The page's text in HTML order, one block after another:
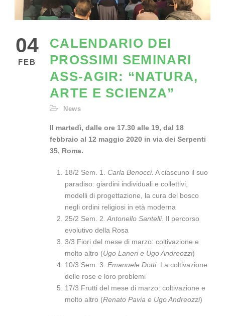
04
FEB
CALENDARIO DEI
PROSSIMI SEMINARI
ASS-AGIR: “NATURA,
ARTE E SCIENZA”
News
Il martedì, dalle ore 17.30 alle 19, dal 18
febbraio al 12 maggio 2020 in via dei Serpenti
35, Roma.
18/2 Sem. 1. Carla Benocci. A ciascuno il suo
paradiso: giardini individuali e collettivi,
modelli di progettazione, la cura del bosco
negli ordini religiosi in età moderna
25/2 Sem. 2 . Antonello Santelli. Il percorso
evolutivo della Rosa
3/3 Fiori del mese di marzo: coltivazione e
molto altro (Ugo Laneri e Ugo Andreozzi)
10/3 Sem. 3. Emanuele Dotti. La coltivazione
delle rose e loro problemi
17/3 Frutti del mese di marzo: coltivazione e
molto altro (Renato Pavia e Ugo Andreozzi)